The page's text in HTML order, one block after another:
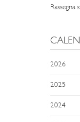
Rassegna
2026
2025
2024